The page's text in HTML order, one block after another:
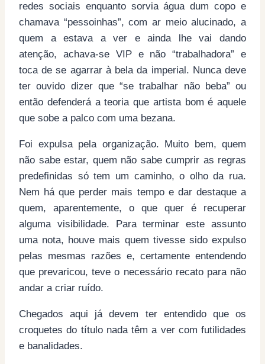
redes sociais enquanto sorvia água dum copo e
chamava “pessoinhas”, com ar meio alucinado, a
quem a estava a ver e ainda lhe vai dando
atenção, achava-se VIP e não “trabalhadora” e
toca de se agarrar à bela da imperial. Nunca deve
ter ouvido dizer que “se trabalhar não beba” ou
então defenderá a teoria que artista bom é aquele
que sobe a palco com uma bezana.
Foi expulsa pela organização. Muito bem, quem
não sabe estar, quem não sabe cumprir as regras
predefinidas só tem um caminho, o olho da rua.
Nem há que perder mais tempo e dar destaque a
quem, aparentemente, o que quer é recuperar
alguma visibilidade. Para terminar este assunto
uma nota, houve mais quem tivesse sido expulso
pelas mesmas razões e, certamente entendendo
que prevaricou, teve o necessário recato para não
andar a criar ruído.
Chegados aqui já devem ter entendido que os
croquetes do título nada têm a ver com futilidades
e banalidades.